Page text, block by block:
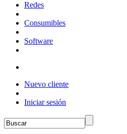
Redes
Consumibles
Software
Nuevo cliente
Iniciar sesión